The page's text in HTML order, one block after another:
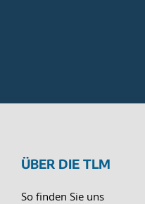
ÜBER DIE TLM
So finden Sie uns